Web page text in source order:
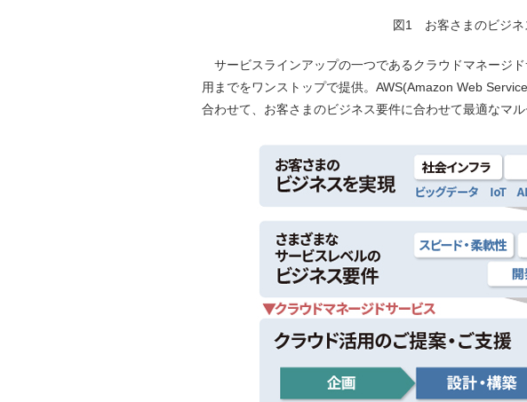
図1 お客さまのビジネ
サービスラインアップの一つであるクラウドマネージ
用までをワンストップで提供。AWS(Amazon Web
合わせて、お客さまのビジネス要件に合わせて最適なマ